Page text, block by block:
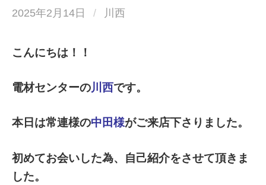
2025年2月14日 / 川西
こんにちは！！
電材センターの川西です。
本日は常連様の中田様がご来店下さりました。
初めてお会いした為、自己紹介をさせて頂きま
した。